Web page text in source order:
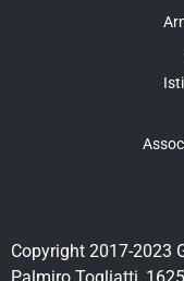
Copyright 2017-2023